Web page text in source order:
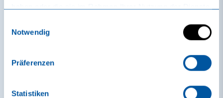
Notwendig
Präferenzen
Statistiken
Preise Massage-Lounge deutsch |
Sauna-Aufgussplan
fit&well-Galerie